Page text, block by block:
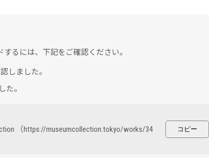
るには、下記をご確認ください。
しました。
た。
（https://museumcollection.tokyo/works/34
コピー